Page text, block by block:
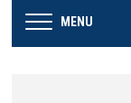
MENU